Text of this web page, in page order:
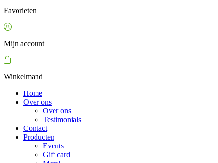
Favorieten
Mijn account
Winkelmand
Home
Over ons
Over ons
Testimonials
Contact
Producten
Events
Gift card